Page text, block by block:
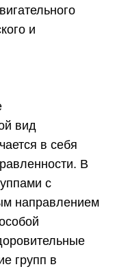
и
вид
в себя
В
с
направлением
групп в